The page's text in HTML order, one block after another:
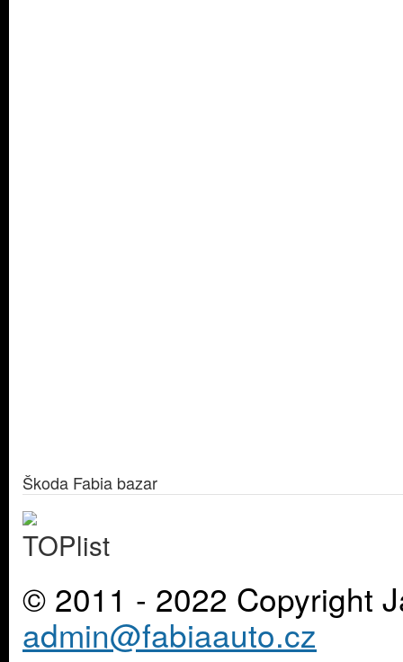
Škoda Fabia bazar
© 2011 - 2022 Copyright
admin@fabiaauto.cz